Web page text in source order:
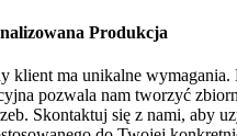
Produkcja
klient ma unikalne wymagania.
pozwala nam tworzyć
Skontaktuj się z nami, aby